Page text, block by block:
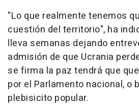
"Lo que realmente tenemos
cuestión del territorio", ha
lleva semanas dejando
admisión de que Ucrania
se firma la paz tendrá que
por el Parlamento nacional, o
plebisicito popular.